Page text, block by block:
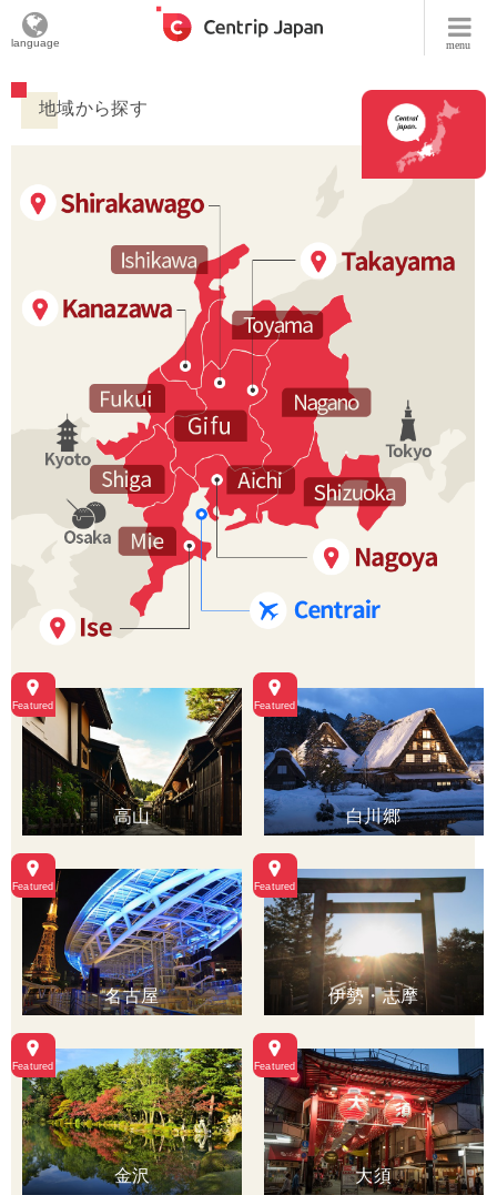
menu
language
地域から探す
高山 白川郷
名古屋 伊勢・志摩
金沢 大須